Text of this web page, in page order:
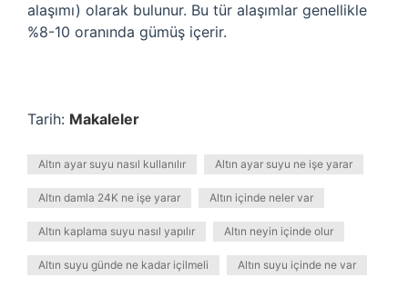
alaşımı) olarak bulunur. Bu tür alaşımlar genellikle
%8-10 oranında gümüş içerir.
Tarih: Makaleler
Altın ayar suyu nasıl kullanılır Altın ayar suyu ne işe yarar
Altın damla 24K ne işe yarar Altın içinde neler var
Altın kaplama suyu nasıl yapılır Altın neyin içinde olur
Altın suyu günde ne kadar içilmeli Altın suyu içinde ne var